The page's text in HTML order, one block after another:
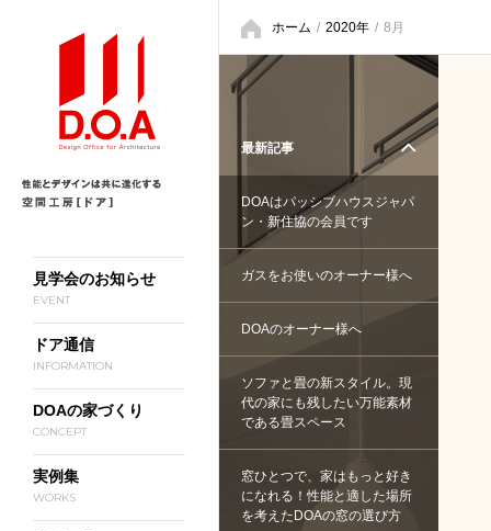
見学会のお知らせ
EVENT
ドア通信
INFORMATION
DOAの家づくり
CONCEPT
実例集
WORKS
ホーム / 2020年 / 8月
最新記事
DOAはパッシブハウスジャパ
ン・新住協の会員です
ガスをお使いのオーナー様へ
DOAのオーナー様へ
ソファと畳の新スタイル。現
代の家にも残したい万能素材
である畳スペース
窓ひとつで、家はもっと好き
になれる！性能と適した場所
を考えたDOAの窓の選び方